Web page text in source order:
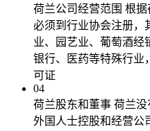
荷兰公司经营范围 根据
必须到行业协会注册，
业、园艺业、葡萄酒经
银行、医药等特殊行业
可证
04
荷兰股东和董事 荷兰没
外国人士控股和经营公